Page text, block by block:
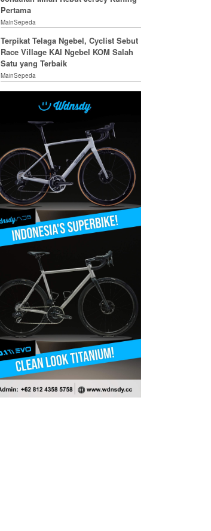
Pertama
MainSepeda
Terpikat Telaga Ngebel, Cyclist Sebut
Race Village KAI Ngebel KOM Salah
Satu yang Terbaik
MainSepeda